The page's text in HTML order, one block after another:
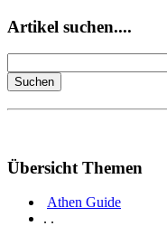
Artikel suchen....
Übersicht Themen
Athen Guide
. .